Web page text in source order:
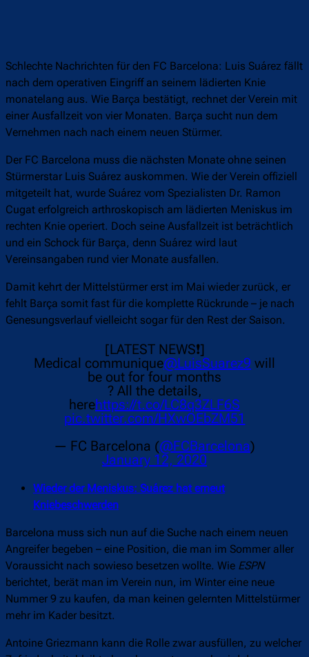
Schlechte Nachrichten für den FC Barcelona: Luis Suárez fällt
nach dem operativen Eingriff an seinem lädierten Knie
monatelang aus. Wie Barça bestätigt, rechnet der Verein mit
einer Ausfallzeit von vier Monaten. Barça sucht nun dem
Vernehmen nach nach einem neuen Stürmer.
Der FC Barcelona muss die nächsten Monate ohne seinen
Stürmerstar Luis Suárez auskommen. Wie der Verein offiziell
mitgeteilt hat, wurde Suárez vom Spezialisten Dr. Ramon
Cugat erfolgreich arthroskopisch am lädierten Meniskus im
rechten Knie operiert. Doch seine Ausfallzeit ist beträchtlich
und ein Schock für Barça, denn Suárez wird laut
Vereinsangaben rund vier Monate ausfallen.
Damit kehrt der Mittelstürmer erst im Mai wieder zurück, er
fehlt Barça somit fast für die komplette Rückrunde – je nach
Genesungsverlauf vielleicht sogar für den Rest der Saison.
[LATEST NEWS❗]
Medical communique@LuisSuarez9 will
be out for four months
? All the details,
herehttps://t.co/LC8q3ZLF6S
pic.twitter.com/HXwOEbZM51
— FC Barcelona (@FCBarcelona)
January 12, 2020
Wieder der Meniskus: Suárez hat erneut
Kniebeschwerden
Barcelona muss sich nun auf die Suche nach einem neuen
Angreifer begeben – eine Position, die man im Sommer aller
Voraussicht nach sowieso besetzen wollte. Wie ESPN
berichtet, berät man im Verein nun, im Winter eine neue
Nummer 9 zu kaufen, da man keinen gelernten Mittelstürmer
mehr im Kader besitzt.
Antoine Griezmann kann die Rolle zwar ausfüllen, zu welcher